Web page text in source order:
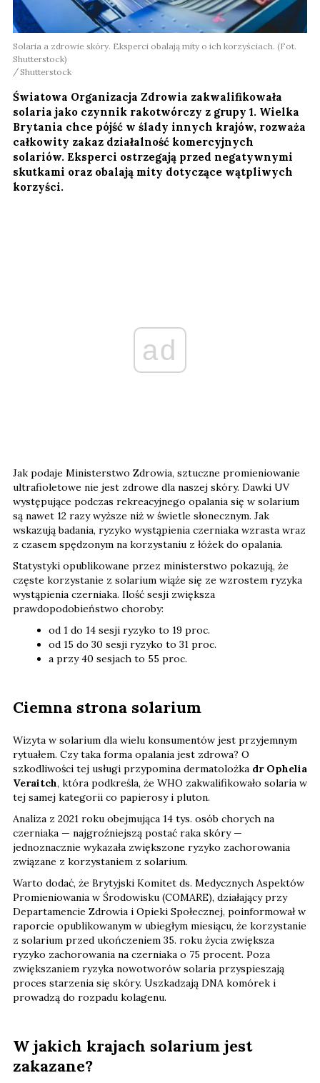
Solaria a zdrowie skóry. Eksperci obalają mity o ich korzyściach. (Fot.
Shutterstock)
Shutterstock
Światowa Organizacja Zdrowia zakwalifikowała
solaria jako czynnik rakotwórczy z grupy 1. Wielka
Brytania chce pójść w ślady innych krajów, rozważa
całkowity zakaz działalność komercyjnych
solariów. Eksperci ostrzegają przed negatywnymi
skutkami oraz obalają mity dotyczące wątpliwych
korzyści.
ad
Jak podaje Ministerstwo Zdrowia, sztuczne promieniowanie
ultrafioletowe nie jest zdrowe dla naszej skóry. Dawki UV
występujące podczas rekreacyjnego opalania się w solarium
są nawet 12 razy wyższe niż w świetle słonecznym. Jak
wskazują badania, ryzyko wystąpienia czerniaka wzrasta wraz
z czasem spędzonym na korzystaniu z łóżek do opalania.
Statystyki opublikowane przez ministerstwo pokazują, że
częste korzystanie z solarium wiąże się ze wzrostem ryzyka
wystąpienia czerniaka. Ilość sesji zwiększa
prawdopodobieństwo choroby:
od 1 do 14 sesji ryzyko to 19 proc.
od 15 do 30 sesji ryzyko to 31 proc.
a przy 40 sesjach to 55 proc.
Ciemna strona solarium
Wizyta w solarium dla wielu konsumentów jest przyjemnym
rytuałem. Czy taka forma opalania jest zdrowa? O
szkodliwości tej usługi przypomina dermatolożka dr Ophelia
Veraitch, która podkreśla, że WHO zakwalifikowało solaria w
tej samej kategorii co papierosy i pluton.
Analiza z 2021 roku obejmująca 14 tys. osób chorych na
czerniaka — najgroźniejszą postać raka skóry —
jednoznacznie wykazała zwiększone ryzyko zachorowania
związane z korzystaniem z solarium.
Warto dodać, że Brytyjski Komitet ds. Medycznych Aspektów
Promieniowania w Środowisku (COMARE), działający przy
Departamencie Zdrowia i Opieki Społecznej, poinformował w
raporcie opublikowanym w ubiegłym miesiącu, że korzystanie
z solarium przed ukończeniem 35. roku życia zwiększa
ryzyko zachorowania na czerniaka o 75 procent. Poza
zwiększaniem ryzyka nowotworów solaria przyspieszają
proces starzenia się skóry. Uszkadzają DNA komórek i
prowadzą do rozpadu kolagenu.
W jakich krajach solarium jest
zakazane?